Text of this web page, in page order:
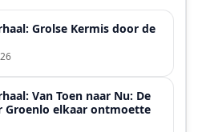
Grolse Kermis door de
Van Toen naar Nu: De
Groenlo elkaar ontmoette